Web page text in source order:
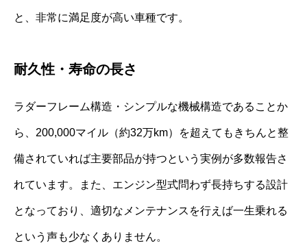
と、非常に満足度が高い車種です。
耐久性・寿命の長さ
ラダーフレーム構造・シンプルな機械構造であることか
ら、200,000マイル（約32万km）を超えてもきちんと整
備されていれば主要部品が持つという実例が多数報告さ
れています。また、エンジン型式問わず長持ちする設計
となっており、適切なメンテナンスを行えば一生乗れる
という声も少なくありません。